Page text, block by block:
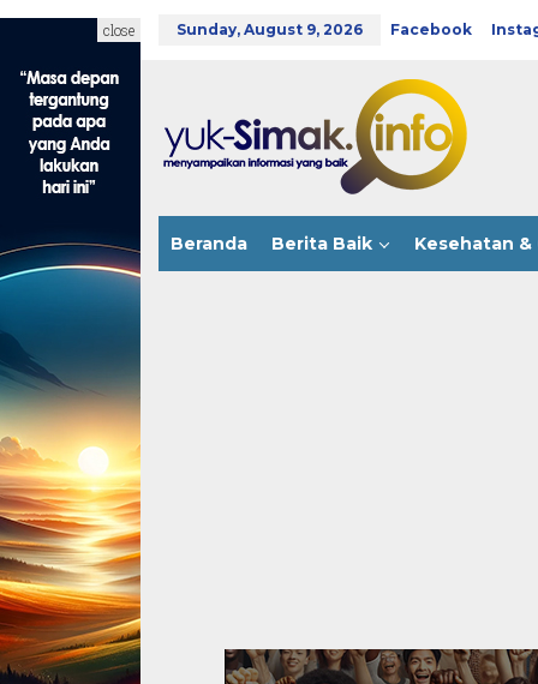
Sunday, August 9, 2026 Facebook
Beranda Berita Baik Kesehatan &
close